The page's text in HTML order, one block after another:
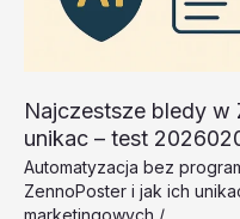
Najczestsze bledy w
unikac – test
Automatyzacja bez
ZennoPoster i jak ich